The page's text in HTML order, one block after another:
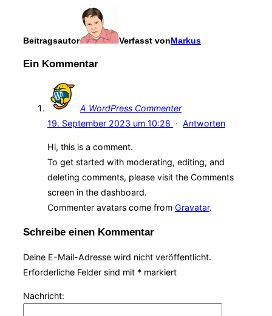
Beitragsautor Verfasst vonMarkus
Ein Kommentar
A WordPress Commenter
19. September 2023 um 10:28 · Antworten
Hi, this is a comment.
To get started with moderating, editing, and
deleting comments, please visit the Comments
screen in the dashboard.
Commenter avatars come from Gravatar.
Schreibe einen Kommentar
Deine E-Mail-Adresse wird nicht veröffentlicht.
Erforderliche Felder sind mit * markiert
Nachricht: